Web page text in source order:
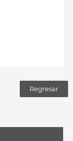
Regresar